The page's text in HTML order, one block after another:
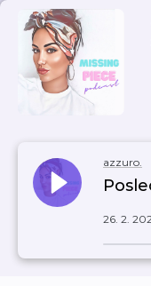
azzuro.
26. 2.